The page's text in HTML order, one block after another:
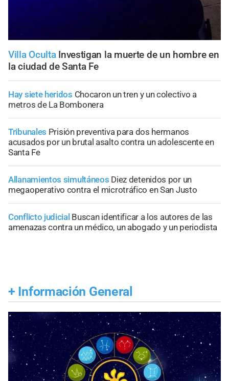
Villa Oculta Investigan la muerte de un hombre en
la ciudad de Santa Fe
Hay siete heridos Chocaron un tren y un colectivo a
metros de La Bombonera
Tribunales Prisión preventiva para dos hermanos
acusados por un brutal asalto contra un adolescente en
Santa Fe
Allanamientos simultáneos Diez detenidos por un
megaoperativo contra el microtráfico en San Justo
Conflicto judicial Buscan identificar a los autores de las
amenazas contra un médico, un abogado y un periodista
+ Información General